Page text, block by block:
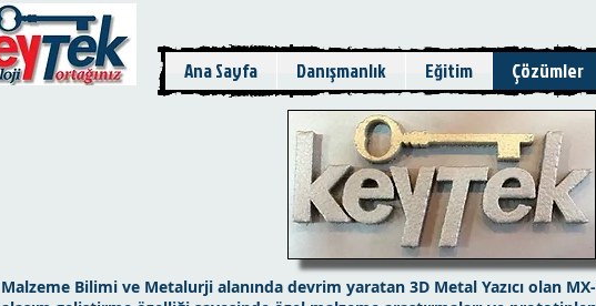
Ana Sayfa Danışmanlık Eğitim Çözümler
Malzeme Bilimi ve Metalurji alanında devrim yaratan 3D Metal Yazıcı olan